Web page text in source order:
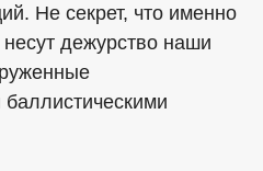
Не секрет, что именно
несут дежурство наши